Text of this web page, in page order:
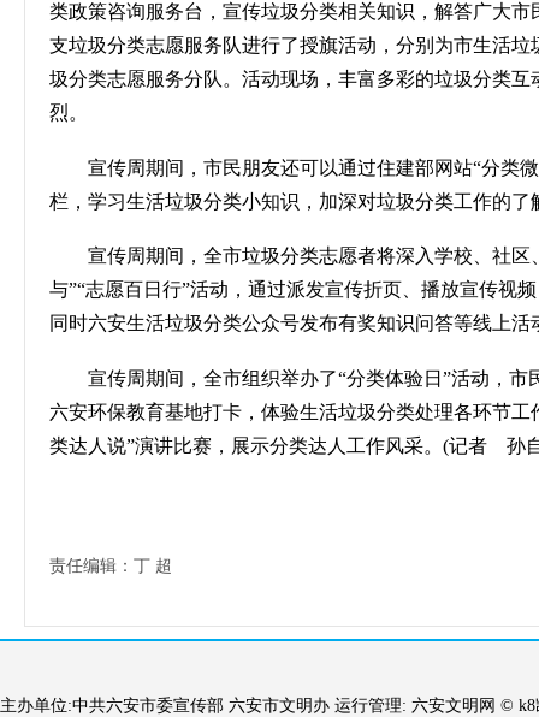
类政策咨询服务台，宣传垃圾分类相关知识，解答广大
支垃圾分类志愿服务队进行了授旗活动，分别为市生活
圾分类志愿服务分队。活动现场，丰富多彩的垃圾分类
烈。
宣传周期间，市民朋友还可以通过住建部网站“分类
栏，学习生活垃圾分类小知识，加深对垃圾分类工作的了
宣传周期间，全市垃圾分类志愿者将深入学校、社
与”“志愿百日行”活动，通过派发宣传折页、播放宣传视
同时六安生活垃圾分类公众号发布有奖知识问答等线上
宣传周期间，全市组织举办了“分类体验日”活动，
六安环保教育基地打卡，体验生活垃圾分类处理各环节
类达人说”演讲比赛，展示分类达人工作风采。 (记者 孙
责任编辑：丁 超
主办单位:中共六安市委宣传部 六安市文明办 运行管理: 六安文明网 ©